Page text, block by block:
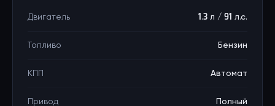
Двигатель 1.3 л / 91 л.с.
Топливо Бензин
КПП Автомат
Привод Полный